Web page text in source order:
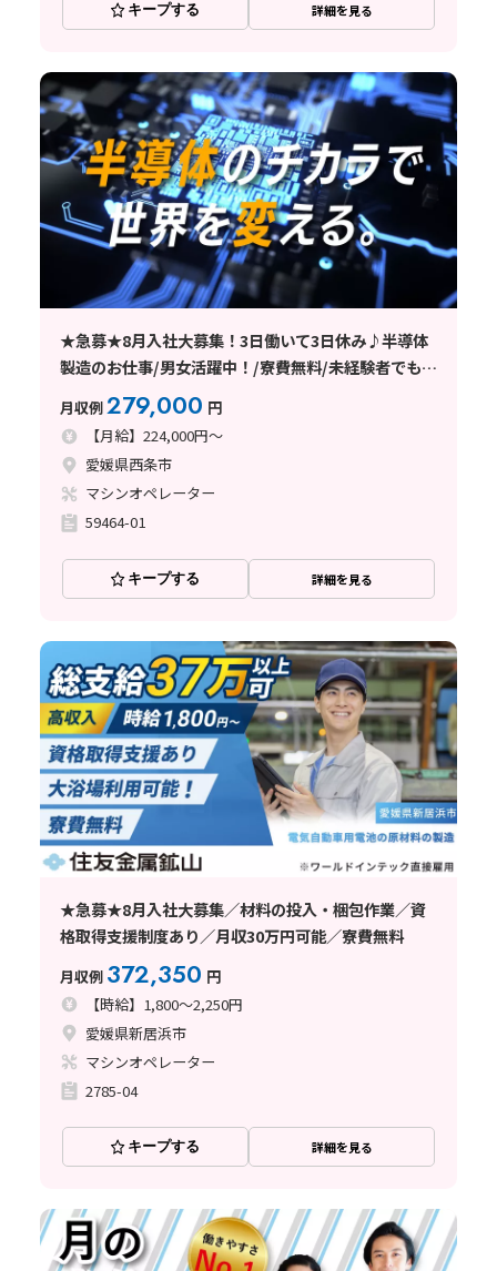
キープする 詳細を見る
★急募★8月入社大募集！3日働いて3日休み♪半導体
製造のお仕事/男女活躍中！/寮費無料/未経験者でも安
心の丁寧な指導/西条市
月収例279,000 円
【月給】224,000円～
愛媛県西条市
マシンオペレーター
59464-01
キープする 詳細を見る
★急募★8月入社大募集／材料の投入・梱包作業／資
格取得支援制度あり／月収30万円可能／寮費無料
月収例 372,350 円
【時給】1,800～2,250円
愛媛県新居浜市
マシンオペレーター
2785-04
キープする 詳細を見る